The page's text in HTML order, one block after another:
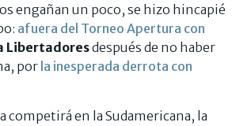
engañan un poco, se hizo hincapié
afuera del Torneo Apertura con
Libertadoresdespués de no haber
por la inesperada derrota con
en la Sudamericana, la